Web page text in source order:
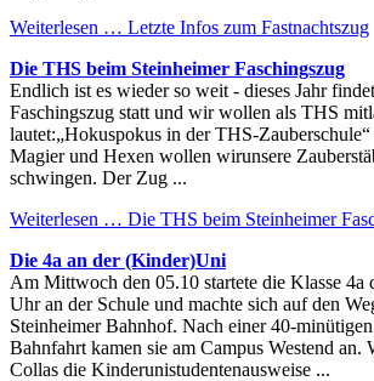
Weiterlesen … Letzte Infos zum Fastnachtszug
Die THS beim Steinheimer Faschingszug
Endlich ist es wieder so weit - dieses Jahr
Faschingszug statt und wir wollen als THS
lautet:„Hokuspokus in der THS-
Magier und Hexen wollen wirunsere
schwingen. Der Zug ...
Weiterlesen … Die THS beim Steinheimer
Die 4a an der (Kinder)Uni
Am Mittwoch den 05.10 startete die Klasse 4a
Uhr an der Schule und machte sich auf den
Steinheimer Bahnhof. Nach einer 40-
Bahnfahrt kamen sie am Campus Westend an.
Collas die Kinderunistudentenausweise ...